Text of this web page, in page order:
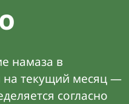
намаза в
на текущий месяц —
согласно